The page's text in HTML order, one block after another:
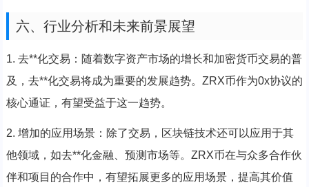
六、行业分析和未来前景展望
1. 去**化交易：随着数字资产市场的增长和加密货币交易的普
及，去**化交易将成为重要的发展趋势。ZRX币作为0x协议的
核心通证，有望受益于这一趋势。
2. 增加的应用场景：除了交易，区块链技术还可以应用于其
他领域，如去**化金融、预测市场等。ZRX币在与众多合作伙
伴和项目的合作中，有望拓展更多的应用场景，提高其价值